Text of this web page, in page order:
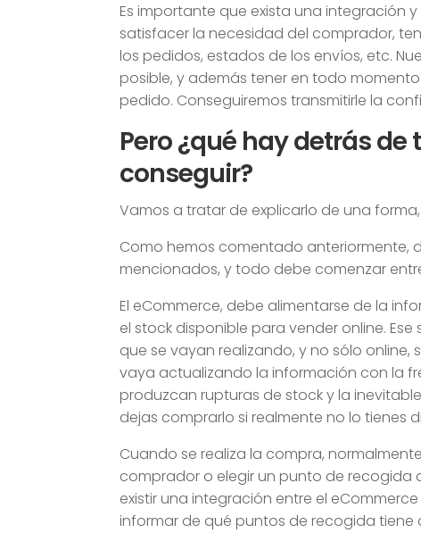
Es importante que exista una integración
satisfacer la necesidad del comprador,
los pedidos, estados de los envíos, etc.
posible, y además tener en todo
pedido. Conseguiremos transmitirle la
Pero ¿qué hay detrás
conseguir?
Vamos a tratar de explicarlo de una
Como hemos comentado anteriormente,
mencionados, y todo debe comenzar
El eCommerce, debe alimentarse de la
el stock disponible para vender online.
que se vayan realizando, y no sólo
vaya actualizando la información con la
produzcan rupturas de stock y la
dejas comprarlo si realmente no lo tienes
Cuando se realiza la compra,
comprador o elegir un punto de recogida
existir una integración entre el
informar de qué puntos de recogida